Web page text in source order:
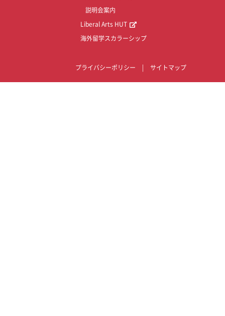
説明会案内
Liberal Arts HUT
海外留学スカラーシップ
プライバシーポリシー サイトマップ